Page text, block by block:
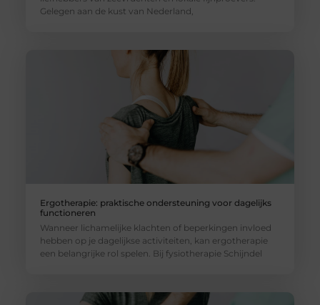
Gelegen aan de kust van Nederland,
Ergotherapie: praktische ondersteuning voor dagelijks
functioneren
Wanneer lichamelijke klachten of beperkingen invloed
hebben op je dagelijkse activiteiten, kan ergotherapie
een belangrijke rol spelen. Bij fysiotherapie Schijndel